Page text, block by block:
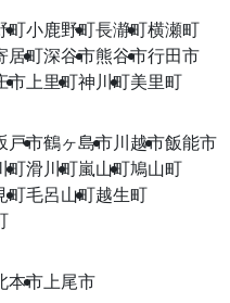
町小鹿野町長瀞町横瀬町
居町深谷市熊谷市行田市
市上里町神川町美里町
戸市鶴ヶ島市川越市飯能市
町滑川町嵐山町鳩山町
町毛呂山町越生町
本市上尾市